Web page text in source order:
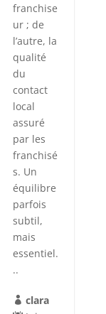
franchise
ur ; de
l’autre, la
qualité
du
contact
local
assuré
par les
franchisé
s. Un
équilibre
parfois
subtil,
mais
essentiel.
..
 clara